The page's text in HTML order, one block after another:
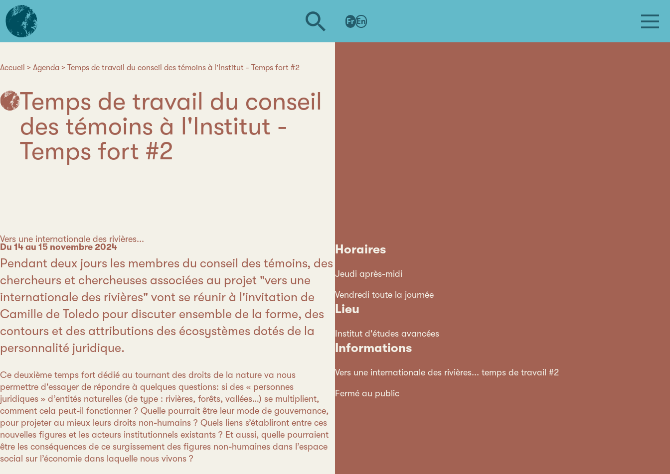
Aller
au
contenu
principal
L'institut
d'études
avancées
Fr En
d'Ariane
Accueil Agenda Temps de travail du conseil des témoins à l'Institut - Temps fort #2
Temps de travail du conseil
des témoins à l'Institut -
Temps fort #2
Date
Du 14 au 15 novembre 2024
Catégorie
Vers une internationale des rivières...
Pendant deux jours les membres du conseil des témoins, des
chercheurs et chercheuses associées au projet "vers une
internationale des rivières" vont se réunir à l'invitation de
Camille de Toledo pour discuter ensemble de la forme, des
contours et des attributions des écosystèmes dotés de la
personnalité juridique.
Ce deuxième temps fort dédié au tournant des droits de la nature va nous
permettre d'essayer de répondre à quelques questions: si des « personnes
juridiques » d’entités naturelles (de type : rivières, forêts, vallées…) se multiplient,
comment cela peut-il fonctionner ? Quelle pourrait être leur mode de gouvernance,
pour projeter au mieux leurs droits non-humains ? Quels liens s’établiront entre ces
nouvelles figures et les acteurs institutionnels existants ? Et aussi, quelle pourraient
être les conséquences de ce surgissement des figures non-humaines dans l’espace
social sur l’économie dans laquelle nous vivons ?
Horaires
Jeudi après-midi
Vendredi toute la journée
Lieu
Institut d'études avancées
Informations
Vers une internationale des rivières... temps de travail #2
Fermé au public